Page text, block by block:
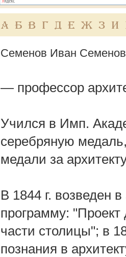
А Б В Г Д Е Ж З И
Семенов Иван
— профессор
Учился в Имп.
серебряную
медали за
В 1844 г. возведен
программу: "Проект
части столицы"; в
познания в